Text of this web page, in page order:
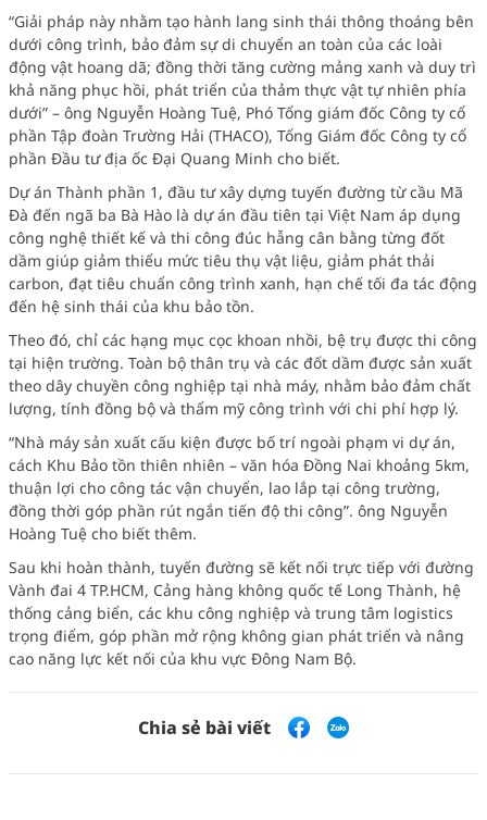
“Giải pháp này nhằm tạo hành lang sinh thái thông thoáng bên
dưới công trình, bảo đảm sự di chuyển an toàn của các loài
động vật hoang dã; đồng thời tăng cường mảng xanh và duy trì
khả năng phục hồi, phát triển của thảm thực vật tự nhiên phía
dưới” – ông Nguyễn Hoàng Tuệ, Phó Tổng giám đốc Công ty cổ
phần Tập đoàn Trường Hải (THACO), Tổng Giám đốc Công ty cổ
phần Đầu tư địa ốc Đại Quang Minh cho biết.
Dự án Thành phần 1, đầu tư xây dựng tuyến đường từ cầu Mã
Đà đến ngã ba Bà Hào là dự án đầu tiên tại Việt Nam áp dụng
công nghệ thiết kế và thi công đúc hẫng cân bằng từng đốt
dầm giúp giảm thiểu mức tiêu thụ vật liệu, giảm phát thải
carbon, đạt tiêu chuẩn công trình xanh, hạn chế tối đa tác động
đến hệ sinh thái của khu bảo tồn.
Theo đó, chỉ các hạng mục cọc khoan nhồi, bệ trụ được thi công
tại hiện trường. Toàn bộ thân trụ và các đốt dầm được sản xuất
theo dây chuyền công nghiệp tại nhà máy, nhằm bảo đảm chất
lượng, tính đồng bộ và thẩm mỹ công trình với chi phí hợp lý.
“Nhà máy sản xuất cấu kiện được bố trí ngoài phạm vi dự án,
cách Khu Bảo tồn thiên nhiên – văn hóa Đồng Nai khoảng 5km,
thuận lợi cho công tác vận chuyển, lao lắp tại công trường,
đồng thời góp phần rút ngắn tiến độ thi công”. ông Nguyễn
Hoàng Tuệ cho biết thêm.
Sau khi hoàn thành, tuyến đường sẽ kết nối trực tiếp với đường
Vành đai 4 TP.HCM, Cảng hàng không quốc tế Long Thành, hệ
thống cảng biển, các khu công nghiệp và trung tâm logistics
trọng điểm, góp phần mở rộng không gian phát triển và nâng
cao năng lực kết nối của khu vực Đông Nam Bộ.
Chia sẻ bài viết